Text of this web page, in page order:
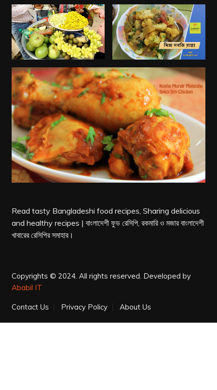
Read tasty Bangladeshi food recipes, Sharing delicious
and healthy recipes | বাংলাদেশী ফুড রেসিপি, রকমারি ও মজার বাংলাদেশী
খাবারের রেসিপির সমাহার।
Copyrights © 2024. All rights reserved. Developed by
Ababil IT
Contact Us Privacy Policy About Us